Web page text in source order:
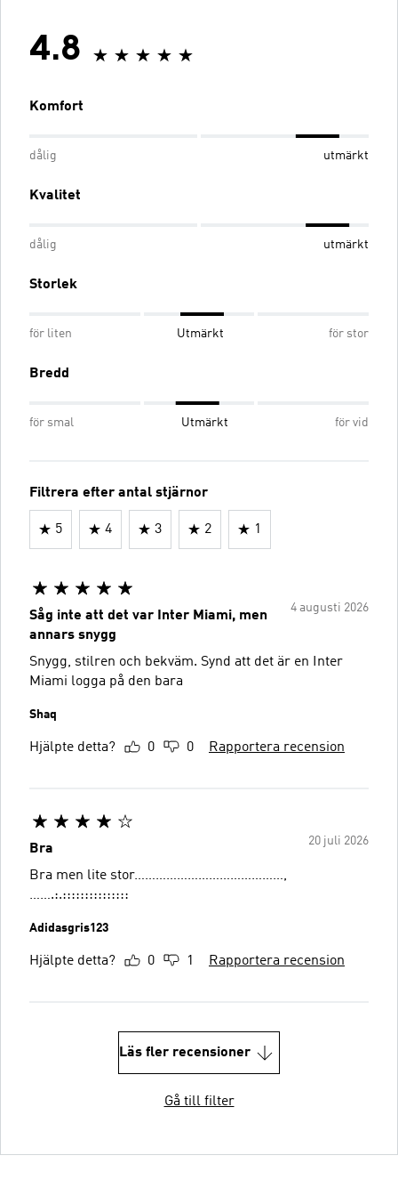
4.8
Komfort
dålig utmärkt
Kvalitet
dålig utmärkt
Storlek
för liten Utmärkt för stor
Bredd
för smal Utmärkt för vid
Filtrera efter antal stjärnor
5 4 3 2 1
4 augusti 2026
Såg inte att det var Inter Miami, men
annars snygg
Snygg, stilren och bekväm. Synd att det är en Inter
Miami logga på den bara
Shaq
Hjälpte detta? 0 0 Rapportera recension
20 juli 2026
Bra
Bra men lite stor……………………………………,
…….:.:::::::::::::::
Adidasgris123
Hjälpte detta? 0 1 Rapportera recension
Läs fler recensioner
Gå till filter